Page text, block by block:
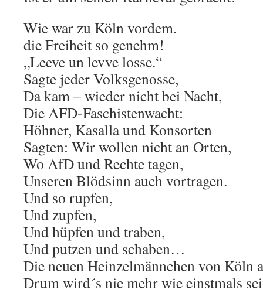
Wie war zu Köln vordem.
die Freiheit so genehm!
„Leeve un levve losse.“
Sagte jeder Volksgenosse,
Da kam – wieder nicht bei Nacht,
Die AFD-Faschistenwacht:
Höhner, Kasalla und Konsorten
Sagten: Wir wollen nicht an Orten,
Wo AfD und Rechte tagen,
Unseren Blödsinn auch vortragen.
Und so rupfen,
Und zupfen,
Und hüpfen und traben,
Und putzen und schaben…
Die neuen Heinzelmännchen von Köln
Drum wird´s nie mehr wie einstmals